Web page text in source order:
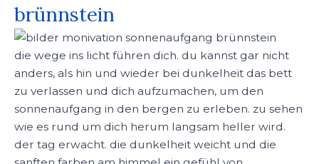
brünnstein
die wege ins licht führen dich. du kannst gar nicht
anders, als hin und wieder bei dunkelheit das bett
zu verlassen und dich aufzumachen, um den
sonnenaufgang in den bergen zu erleben. zu sehen
wie es rund um dich herum langsam heller wird.
der tag erwacht. die dunkelheit weicht und die